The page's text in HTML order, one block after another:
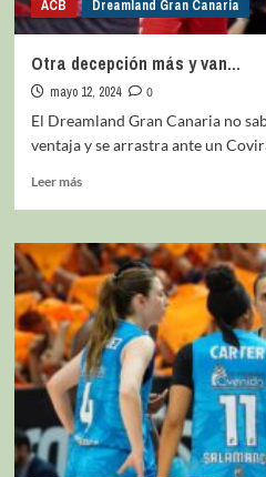
ACB Dreamland Gran Canaria
Otra decepción más y van…
mayo 12, 2024
0
El Dreamland Gran Canaria no
ventaja y se arrastra ante un
Leer más